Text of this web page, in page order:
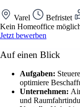
Varel Befristet
Kein Homeoffice
Jetzt bewerben
Auf einen Blick
Aufgaben:
optimiere
Unternehmen:
und